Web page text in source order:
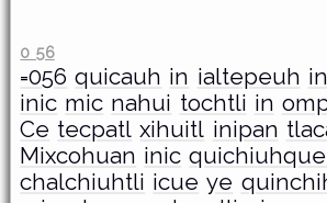
0 56
=056 quicauh in ialtepeuh in
inic mic nahui tochtli in
Ce tecpatl xihuitl inipan
Mixcohuan inic
chalchiuhtli icue ye